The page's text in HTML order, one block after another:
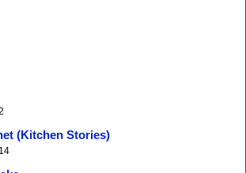
(Kitchen Stories)